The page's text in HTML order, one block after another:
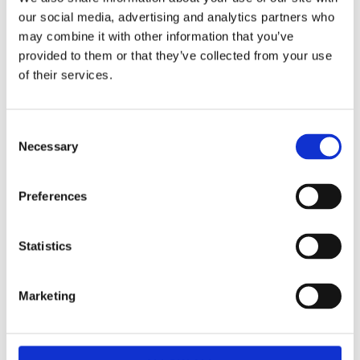
our social media, advertising and analytics partners who
may combine it with other information that you’ve
provided to them or that they’ve collected from your use
of their services.
Selection
Necessary
Preferences
Statistics
Marketing
konserveringsmedel, palmolja, parabener, SLS, triklosan
och syntetiska ingredienser.
Omdömen